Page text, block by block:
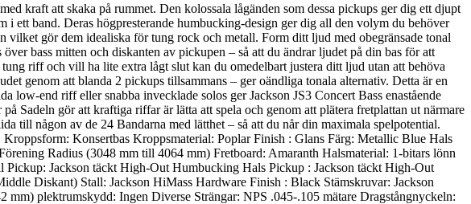
kraft att skaka på rummet. Den kolossala lågänden som dessa pickups ger dig ett djupt
ett band. Deras högpresterande humbucking-design ger dig all den volym du behöver
vilket gör dem idealiska för tung rock och metall. Form ditt ljud med obegränsade tonal
bass mitten och diskanten av pickupen – så att du ändrar ljudet på din bas för att
riff och vill ha lite extra lågt slut kan du omedelbart justera ditt ljud utan att behöva
genom att blanda 2 pickups tillsammans – ger oändliga tonala alternativ. Detta är en
low-end riff eller snabba invecklade solos ger Jackson JS3 Concert Bass enastående
Sadeln gör att kraftiga riffar är lätta att spela och genom att plätera fretplattan ut närmare
till någon av de 24 Bandarna med lätthet – så att du når din maximala spelpotential.
Konsertbas Kroppsmaterial: Poplar Finish : Glans Färg: Metallic Blue Hals
Radius (3048 mm till 4064 mm) Fretboard: Amaranth Halsmaterial: 1-bitars lönn
Jackson täckt High-Out Humbucking Hals Pickup : Jackson täckt High-Out
Diskant) Stall: Jackson HiMass Hardware Finish : Black Stämskruvar: Jackson
plektrumskydd: Ingen Diverse Strängar: NPS .045-.105 mätare Dragstångnyckeln: